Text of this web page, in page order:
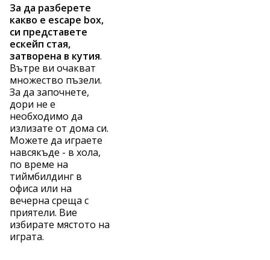
За да разберете
какво е escape box,
си представете
ескейп стая,
затворена в кутия.
Вътре ви очакват
множество пъзели.
За да започнете,
дори не е
необходимо да
излизате от дома си.
Можете да играете
навсякъде - в хола,
по време на
тиймбилдинг в
офиса или на
вечерна среща с
приятели. Вие
избирате мястото на
играта.